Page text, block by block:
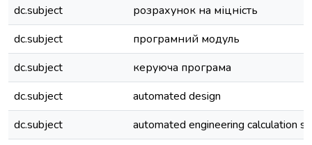
dc.subject
розрахунок на міцність
dc.subject
програмний модуль
dc.subject
керуюча програма
dc.subject
automated design
dc.subject
automated engineering calculation